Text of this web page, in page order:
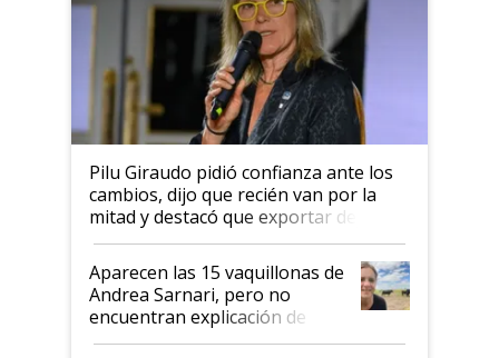
Pilu Giraudo pidió confianza ante los
cambios, dijo que recién van por la
mitad y destacó que exportar dejó de
ser "para unos pocos": "Tenemos un
mandato muy claro del gobierno
nacional"
Aparecen las 15 vaquillonas de
Andrea Sarnari, pero no
encuentran explicación de
cómo llegaron allí